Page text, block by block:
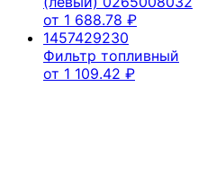
от 1 688.78 ₽
1457429230
Фильтр топливный
от 1 109.42 ₽